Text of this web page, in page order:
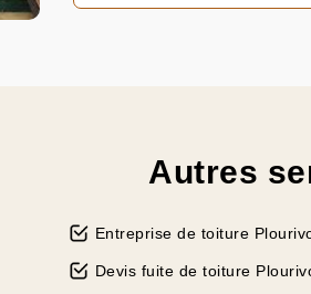
Autres
Entreprise de toiture
Devis fuite de toiture